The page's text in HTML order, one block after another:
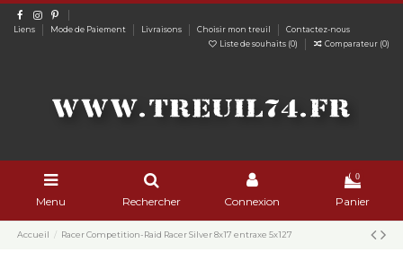
Liens Mode de Paiement Livraisons Choisir mon treuil
Contactez-nous
Liste de souhaits (0) Comparateur (0)
Menu Rechercher Connexion
0
Panier
Accueil Racer Competition-Raid Racer Silver 8x17 entraxe 5x127